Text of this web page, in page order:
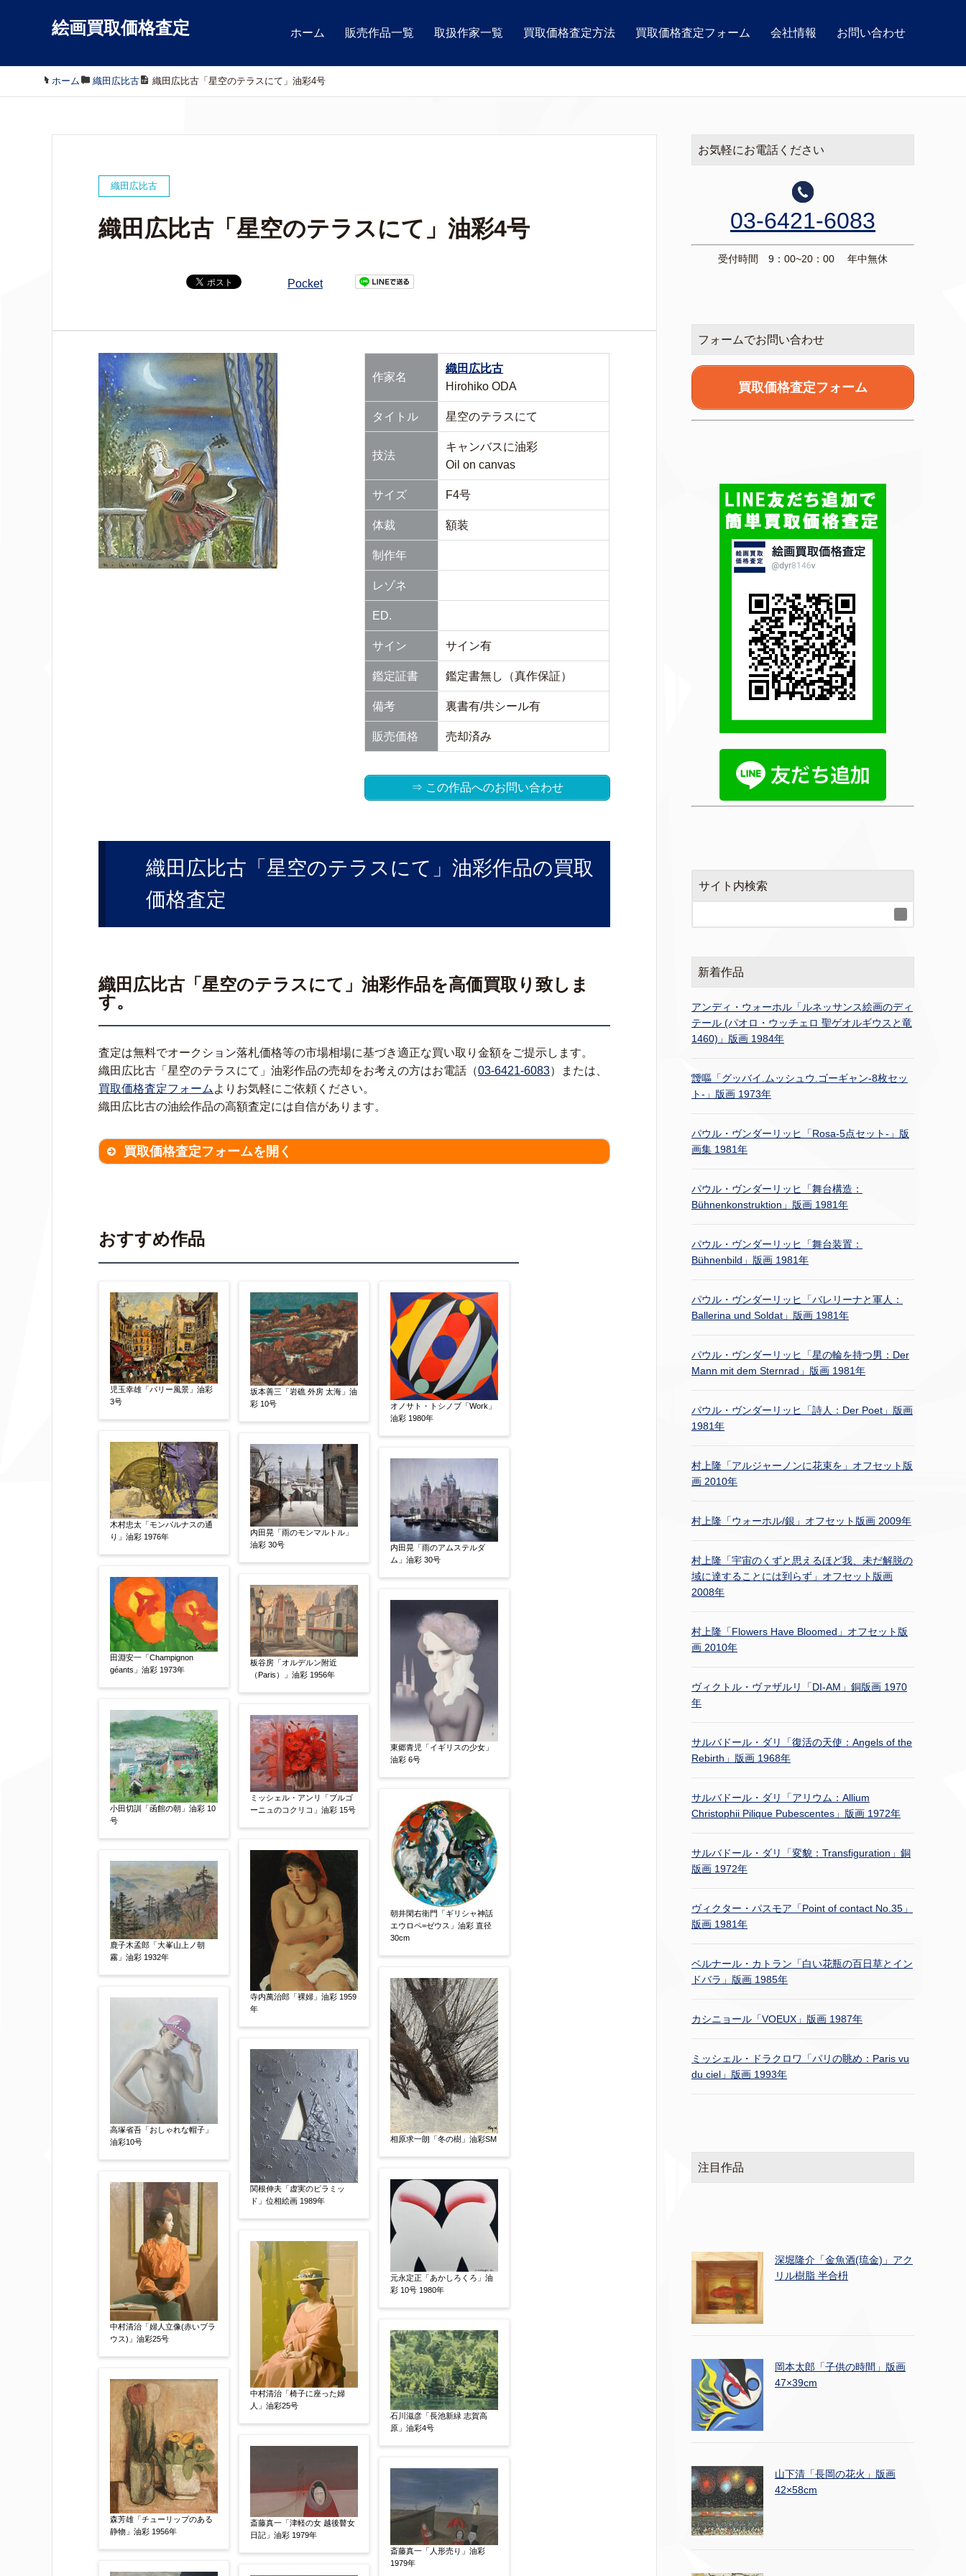
絵画買取価格査定 ホーム 販売作品一覧 取扱作家一覧 買取価格査定方法 買取価格査定フォーム 会社情報 お問い合わせ
ホーム / 織田広比古/ 織田広比古「星空のテラスにて」油彩4号
織田広比古
織田広比古「星空のテラスにて」油彩4号
Pocket
作家名
織田広比古
Hirohiko ODA
タイトル 星空のテラスにて
技法
キャンバスに油彩
Oil on canvas
サイズ F4号
体裁 額装
制作年
レゾネ
ED.
サイン サイン有
鑑定証書 鑑定書無し（真作保証）
備考 裏書有/共シール有
販売価格 売却済み
⇒ この作品へのお問い合わせ
織田広比古「星空のテラスにて」油彩作品の買取
価格査定
織田広比古「星空のテラスにて」油彩作品を高価買取り致しま
す。
査定は無料でオークション落札価格等の市場相場に基づき適正な買い取り金額をご提示します。
織田広比古「星空のテラスにて」油彩作品の売却をお考えの方はお電話（03-6421-6083）または、
買取価格査定フォーム よりお気軽にご依頼ください。
織田広比古の油絵作品の高額査定には自信があります。
買取価格査定フォームを開く
作品の画題 【任意】
作品の技法
日本画
油彩画 版画 水彩 素描
立体
その他
絵の画面サイズ 【任意】
体裁 【任意】
額装
軸装
サイン等の有無 【任意】
サイン有(自筆)
サイン無 印有 鑑定証書付 共箱
共シール
その他
制作年 【任意】
売却希望時期 【任意】
すぐに売りたい
電話で相談したい
他社様の査定価格 【任意】
会社名：
※他社様からご提示された査定額がございましたらお知らせください。その価格が適切かお返
事申し上げます。
作品コンディション 【任意】
その他 【任意】
添付画像 【任意】
※添付画像は5MBまでのjpg、gif、pig、pdf形式にてお送りください。
※追加や複数点ある場合はフォーム送信後に送られてくる送信確認メール記載のアドレスから
もお送り頂けます。
おすすめ作品
児玉幸雄「パリー風景」油彩
3号
木村忠太「モンパルナスの通
り」油彩 1976年
田淵安一「Champignon
géants」油彩 1973年
小田切訓「函館の朝」油彩 10
号
鹿子木孟郎「大峯山上ノ朝
霧」油彩 1932年
高塚省吾「おしゃれな帽子」
油彩10号
中村清治「婦人立像(赤いブラ
ウス)」油彩25号
森芳雄「チューリップのある
静物」油彩 1956年
坂本善三「岩礁 外房 太海」油
彩 10号
内田晃「雨のモンマルトル」
油彩 30号
板谷房「オルデルン附近
（Paris）」油彩 1956年
ミッシェル・アンリ「ブルゴ
ーニュのコクリコ」油彩 15号
寺内萬治郎「裸婦」油彩 1959
年
関根伸夫「虚実のピラミッ
ド」位相絵画 1989年
中村清治「椅子に座った婦
人」油彩25号
斎藤真一「津軽の女 越後瞽女
日記」油彩 1979年
オノサト・トシノブ「Work」
油彩 1980年
内田晃「雨のアムステルダ
ム」油彩 30号
東郷青児「イギリスの少女」
油彩 6号
朝井閑右衛門「ギリシャ神話
エウロペ=ゼウス」油彩 直径
30cm
相原求一朗「冬の樹」油彩SM
元永定正「あかしろくろ」油
彩 10号 1980年
石川滋彦「長池新緑 志賀高
原」油彩4号
斎藤真一「人形売り」油彩
1979年
お気軽にお電話ください
03-6421-6083
受付時間 9：00~20：00 年中無休
フォームでお問い合わせ
買取価格査定フォーム
サイト内検索
新着作品
アンディ・ウォーホル「ルネッサンス絵画のディ
テール (パオロ・ウッチェロ 聖ゲオルギウスと竜
1460)」版画 1984年
靉嘔「グッバイ.ムッシュウ.ゴーギャン-8枚セッ
ト-」版画 1973年
パウル・ヴンダーリッヒ「Rosa-5点セット-」版
画集 1981年
パウル・ヴンダーリッヒ「舞台構造：
Bühnenkonstruktion」版画 1981年
パウル・ヴンダーリッヒ「舞台装置：
Bühnenbild」版画 1981年
パウル・ヴンダーリッヒ「バレリーナと軍人：
Ballerina und Soldat」版画 1981年
パウル・ヴンダーリッヒ「星の輪を持つ男：Der
Mann mit dem Sternrad」版画 1981年
パウル・ヴンダーリッヒ「詩人：Der Poet」版画
1981年
村上隆「アルジャーノンに花束を」オフセット版
画 2010年
村上隆「ウォーホル/銀」オフセット版画 2009年
村上隆「宇宙のくずと思えるほど我、未だ解脱の
域に達することには到らず」オフセット版画
2008年
村上隆「Flowers Have Bloomed」オフセット版
画 2010年
ヴィクトル・ヴァザルリ「DI-AM」銅版画 1970
年
サルバドール・ダリ「復活の天使：Angels of the
Rebirth」版画 1968年
サルバドール・ダリ「アリウム：Allium
Christophii Pilique Pubescentes」版画 1972年
サルバドール・ダリ「変貌：Transfiguration」銅
版画 1972年
ヴィクター・パスモア「Point of contact No.35」
版画 1981年
ベルナール・カトラン「白い花瓶の百日草とイン
ドバラ」版画 1985年
カシニョール「VOEUX」版画 1987年
ミッシェル・ドラクロワ「パリの眺め：Paris vu
du ciel」版画 1993年
注目作品
深堀隆介「金魚酒(琉金)」アク
リル樹脂 半合枡
岡本太郎「子供の時間」版画
47×39cm
山下清「長岡の花火」版画
42×58cm